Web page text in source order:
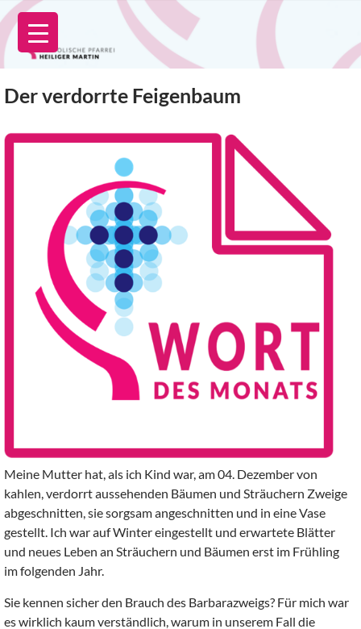
Zum
Inhalt
springen
Der verdorrte Feigenbaum
Meine Mutter hat, als ich Kind war, am 04. Dezember von
kahlen, verdorrt aussehenden Bäumen und Sträuchern Zweige
abgeschnitten, sie sorgsam angeschnitten und in eine Vase
gestellt. Ich war auf Winter eingestellt und erwartete Blätter
und neues Leben an Sträuchern und Bäumen erst im Frühling
im folgenden Jahr.
Sie kennen sicher den Brauch des Barbarazweigs? Für mich war
es wirklich kaum verständlich, warum in unserem Fall die